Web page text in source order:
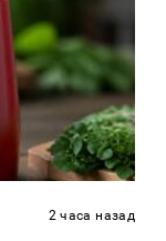
2 часа назад